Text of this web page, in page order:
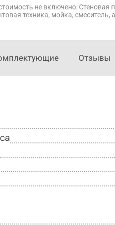
не включено: Стеновая
техника, мойка, смеситель,
Отзывы